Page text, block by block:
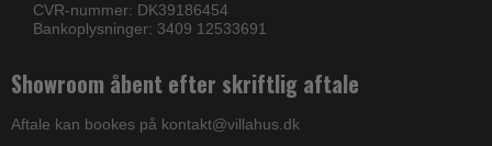
CVR-nummer: DK39186454
Bankoplysninger: 3409 12533691
Showroom åbent efter skriftlig aftale
Aftale kan bookes på kontakt@villahus.dk